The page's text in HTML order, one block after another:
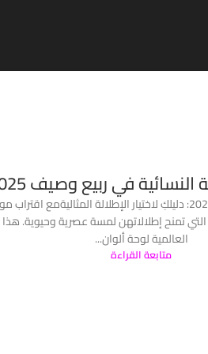
في ربيع وصيف 2025
تمنح إطلالاتهن لمسة عصرية وحيوية. هذا
العالمية لوحة ألوان...
متابعة القراءة